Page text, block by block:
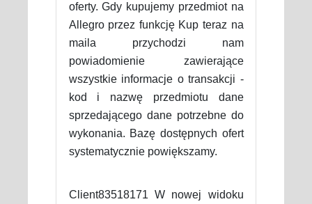
oferty. Gdy kupujemy przedmiot na
Allegro przez funkcję Kup teraz na
maila przychodzi nam
powiadomienie zawierające
wszystkie informacje o transakcji -
kod i nazwę przedmiotu dane
sprzedającego dane potrzebne do
wykonania. Bazę dostępnych ofert
systematycznie powiększamy.
Client83518171 W nowej widoku